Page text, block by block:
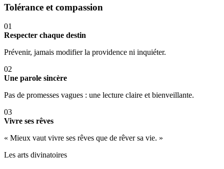
Tolérance et compassion
01
Respecter chaque destin
Prévenir, jamais modifier la providence ni inquiéter.
02
Une parole sincère
Pas de promesses vagues : une lecture claire et bienveillante.
03
Vivre ses rêves
« Mieux vaut vivre ses rêves que de rêver sa vie. »
Les arts divinatoires